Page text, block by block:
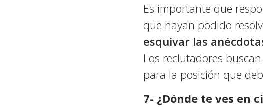
Es importante que
que hayan podido
esquivar las
Los reclutadores
para la posición que
7- ¿Dónde te ves en